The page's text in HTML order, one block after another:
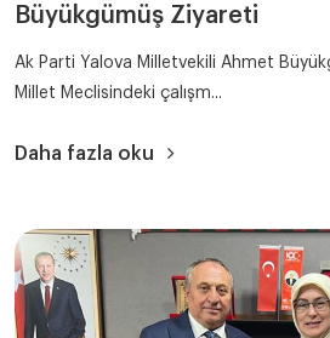
Büyükgümüş Ziyareti
Ak Parti Yalova Milletvekili Ahmet
Millet Meclisindeki çalışm...
Daha fazla oku